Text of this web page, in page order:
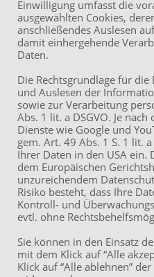
Mail: info (at ) akvr.de
LinkedIn
Impressum
ÖPNV
U7, Bus 32: Station
Habsburgerallee
Straßenbahn 14: Station
Habsburgerallee /
Wittelsbacherallee
Anfahrt
Eingang Brüder-Grimm-Str.
Einwilligung umfasst die
ausgewählten Cookies,
anschließendes Auslesen
damit einhergehende
Daten.
Die Rechtsgrundlage für
und Auslesen der
sowie zur Verarbeitung
Abs. 1 lit. a DSGVO. Je
Dienste wie Google und
gem. Art. 49 Abs. 1 S. 1 lit.
Ihrer Daten in den USA ein.
dem Europäischen
unzureichendem
Risiko besteht, dass Ihre
Kontroll- und
evtl. ohne
Sie können in den Einsatz
mit dem Klick auf “Alle
Klick auf “Alle ablehnen”